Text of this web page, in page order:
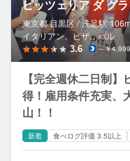
ピッツェリア ダ グ
東京都 目黒区 / 洗足駅
イタリアン、ピザ、バル
3.6 ～￥4,999
【完全週休二日制
得！雇用条件充実、
山！！
新着 食べログ評価 3.5以上